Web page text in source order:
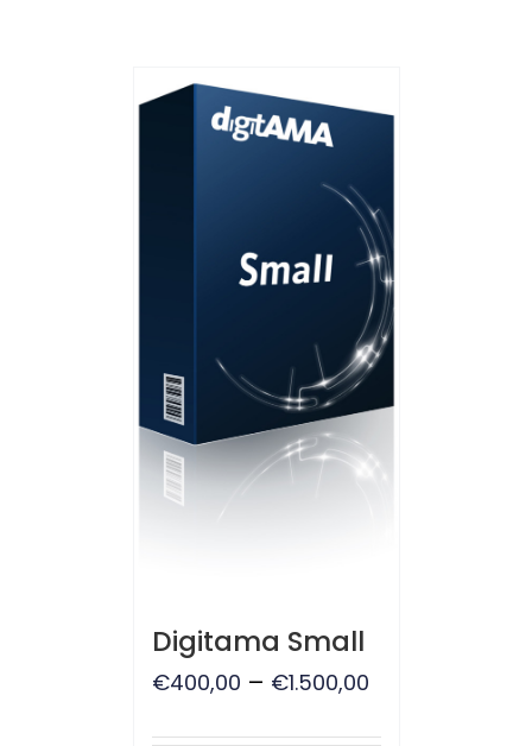
Digitama Small
€400,00 – €1.500,00